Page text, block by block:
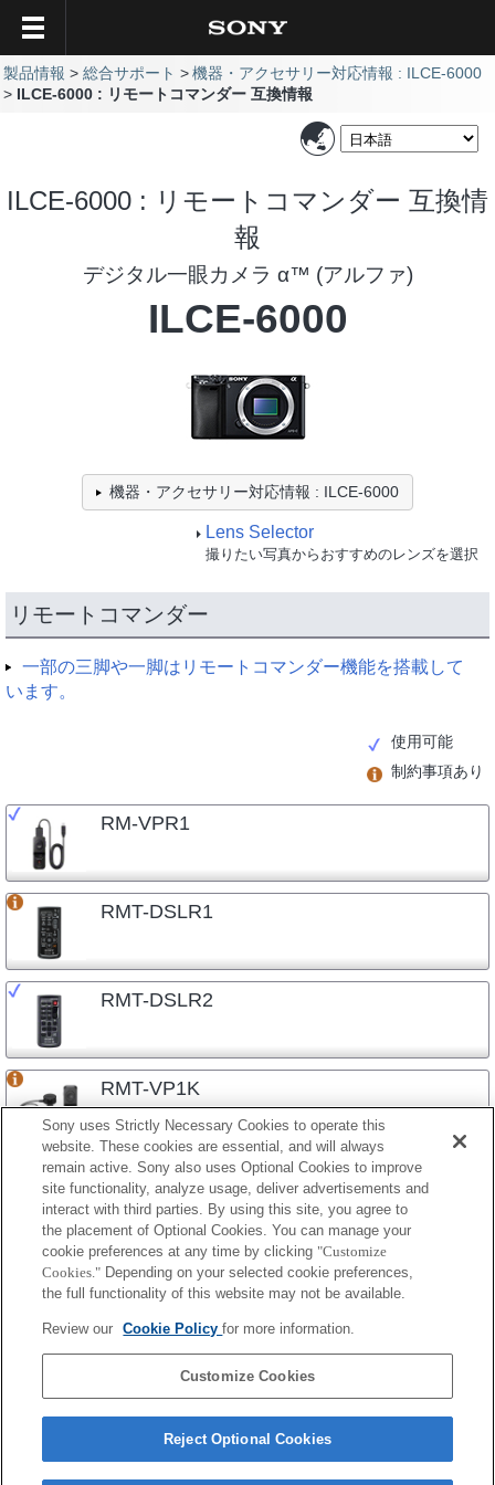
製品情報 総合サポート
機器・アクセサリー対応情報 : ILCE-6000
ILCE-6000 : リモートコマンダー 互換情報
ILCE-6000 : リモートコマンダー 互換情
報
デジタル一眼カメラ α™ (アルファ)
ILCE-6000
機器・アクセサリー対応情報 : ILCE-6000
Lens Selector
撮りたい写真からおすすめのレンズを選択
リモートコマンダー
一部の三脚や一脚はリモートコマンダー機能を搭載して
います。
使用可能
制約事項あり
RM-VPR1
RMT-DSLR1
RMT-DSLR2
RMT-VP1K
プレスリリース
環境情報
Sony uses Strictly Necessary Cookies to operate this
website. These cookies are essential, and will always
remain active. Sony also uses Optional Cookies to improve
site functionality, analyze usage, deliver advertisements and
interact with third parties. By using this site, you agree to
the placement of Optional Cookies. You can manage your
cookie preferences at any time by clicking "Customize
Cookies." Depending on your selected cookie preferences,
the full functionality of this website may not be available.
Review our Cookie Policyfor more information.
Customize Cookies
Reject Optional Cookies